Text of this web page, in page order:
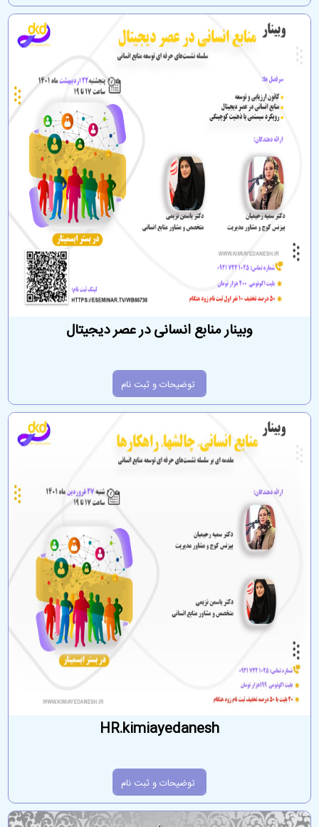
وبینار منابع انسانی در عصر دیجیتال
توضیحات و ثبت نام
HR.kimiayedanesh
توضیحات و ثبت نام